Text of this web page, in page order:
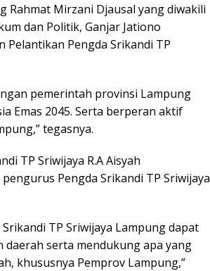
Rahmat Mirzani Djausal yang diwakili
dan Politik, Ganjar Jationo
Pelantikan Pengda Srikandi TP
pemerintah provinsi Lampung
Emas 2045. Serta berperan aktif
tegasnya.
TP Sriwijaya R.A Aisyah
Pengda Srikandi TP Sriwijaya
TP Sriwijaya Lampung dapat
serta mendukung apa yang
khususnya Pemprov Lampung,”